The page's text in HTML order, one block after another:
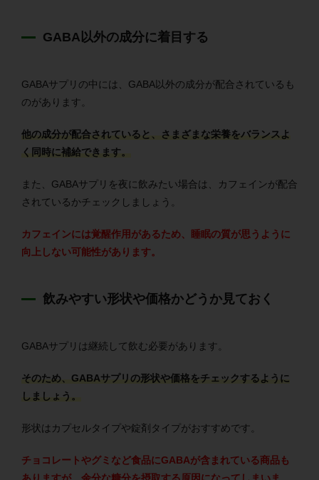
GABA以外の成分に着目する
GABAサプリの中には、GABA以外の成分が配合されているも
のがあります。
他の成分が配合されていると、さまざまな栄養をバランスよ
く同時に補給できます。
また、GABAサプリを夜に飲みたい場合は、カフェインが配合
されているかチェックしましょう。
カフェインには覚醒作用があるため、睡眠の質が思うように
向上しない可能性があります。
飲みやすい形状や価格かどうか見ておく
GABAサプリは継続して飲む必要があります。
そのため、GABAサプリの形状や価格をチェックするように
しましょう。
形状はカプセルタイプや錠剤タイプがおすすめです。
チョコレートやグミなど食品にGABAが含まれている商品も